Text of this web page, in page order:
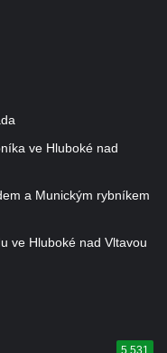
ve Hluboké nad
a Munickým rybníkem
ve Hluboké nad Vltavou
5 531